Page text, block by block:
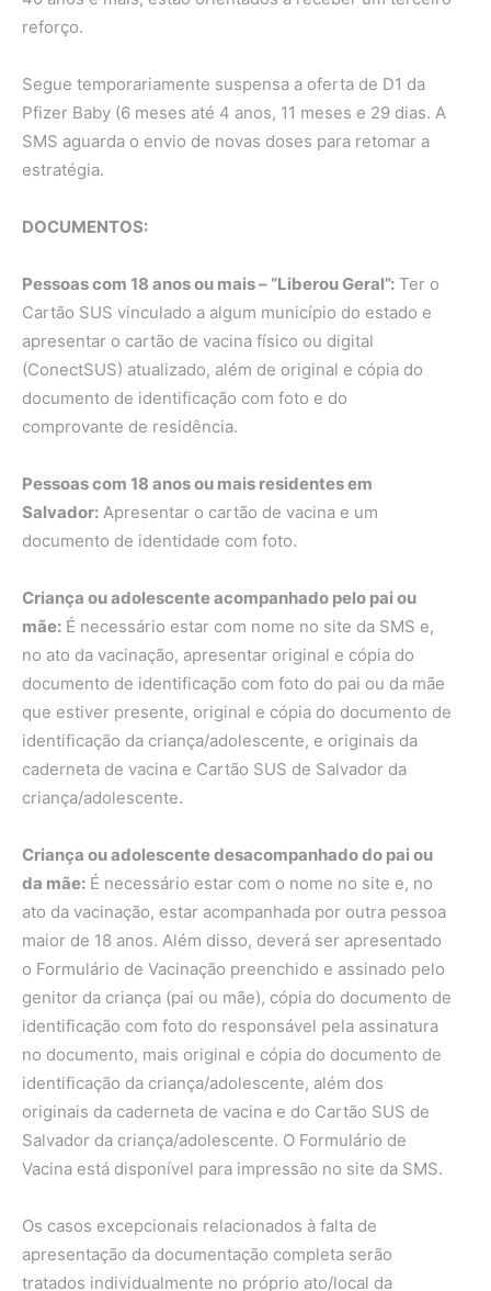
reforço.
Segue temporariamente suspensa a oferta de D1 da
Pfizer Baby (6 meses até 4 anos, 11 meses e 29 dias. A
SMS aguarda o envio de novas doses para retomar a
estratégia.
DOCUMENTOS:
Pessoas com 18 anos ou mais – “Liberou Geral”: Ter o
Cartão SUS vinculado a algum município do estado e
apresentar o cartão de vacina físico ou digital
(ConectSUS) atualizado, além de original e cópia do
documento de identificação com foto e do
comprovante de residência.
Pessoas com 18 anos ou mais residentes em
Salvador: Apresentar o cartão de vacina e um
documento de identidade com foto.
Criança ou adolescente acompanhado pelo pai ou
mãe: É necessário estar com nome no site da SMS e,
no ato da vacinação, apresentar original e cópia do
documento de identificação com foto do pai ou da mãe
que estiver presente, original e cópia do documento de
identificação da criança/adolescente, e originais da
caderneta de vacina e Cartão SUS de Salvador da
criança/adolescente.
Criança ou adolescente desacompanhado do pai ou
da mãe: É necessário estar com o nome no site e, no
ato da vacinação, estar acompanhada por outra pessoa
maior de 18 anos. Além disso, deverá ser apresentado
o Formulário de Vacinação preenchido e assinado pelo
genitor da criança (pai ou mãe), cópia do documento de
identificação com foto do responsável pela assinatura
no documento, mais original e cópia do documento de
identificação da criança/adolescente, além dos
originais da caderneta de vacina e do Cartão SUS de
Salvador da criança/adolescente. O Formulário de
Vacina está disponível para impressão no site da SMS.
Os casos excepcionais relacionados à falta de
apresentação da documentação completa serão
tratados individualmente no próprio ato/local da